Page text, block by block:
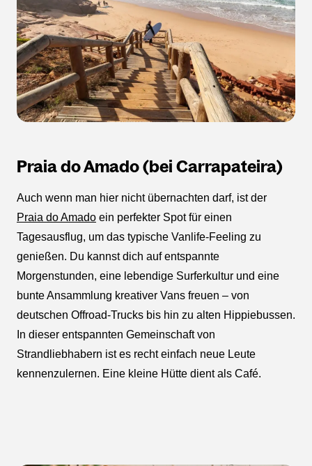
Praia do Amado (bei Carrapateira)
Auch wenn man hier nicht übernachten darf, ist der
Praia do Amado ein perfekter Spot für einen
Tagesausflug, um das typische Vanlife-Feeling zu
genießen. Du kannst dich auf entspannte
Morgenstunden, eine lebendige Surferkultur und eine
bunte Ansammlung kreativer Vans freuen – von
deutschen Offroad-Trucks bis hin zu alten Hippiebussen.
In dieser entspannten Gemeinschaft von
Strandliebhabern ist es recht einfach neue Leute
kennenzulernen. Eine kleine Hütte dient als Café.